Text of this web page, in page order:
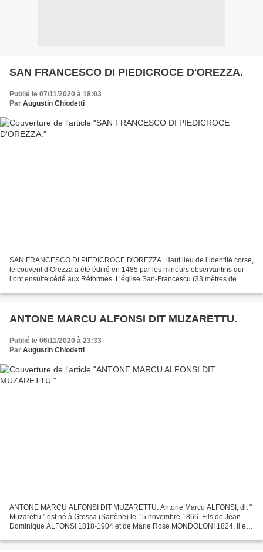
SAN FRANCESCO DI PIEDICROCE D'OREZZA.
Publié le 07/11/2020 à 18:03
Par Augustin Chiodetti
SAN FRANCESCO DI PIEDICROCE D'OREZZA. Haut lieu de l’identité corse,
le couvent d’Orezza a été édifié en 1485 par les mineurs observantins qui
l’ont ensuite cédé aux Réformes. L’église San-Francescu (33 mètres de
ANTONE MARCU ALFONSI DIT MUZARETTU.
Publié le 06/11/2020 à 23:33
Par Augustin Chiodetti
ANTONE MARCU ALFONSI DIT MUZARETTU. Antone Marcu ALFONSI, dit "
Muzarettu " est né à Grossa (Sartène) le 15 novembre 1866. Fils de Jean
Dominique ALFONSI 1818-1904 et de Marie Rose MONDOLONI 1824. Il est